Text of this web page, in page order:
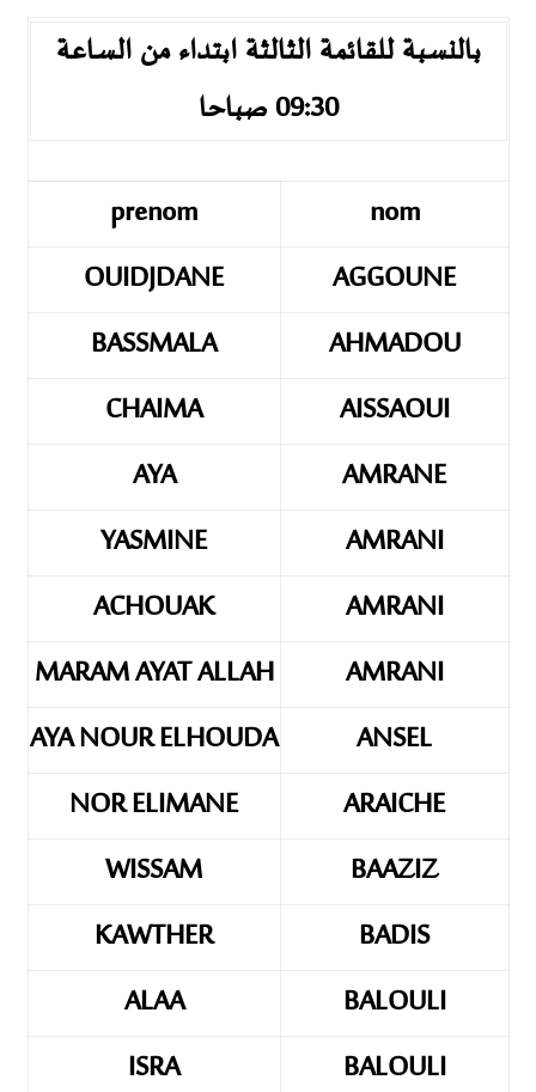
بالنسبة للقائمة الثالثة ابتداء من الساعة
09:30 صباحا
nom
prenom
AGGOUNE
OUIDJDANE
AHMADOU
BASSMALA
AISSAOUI
CHAIMA
AMRANE
AYA
AMRANI
YASMINE
AMRANI
ACHOUAK
AMRANI
MARAM AYAT ALLAH
ANSEL
AYA NOUR ELHOUDA
ARAICHE
NOR ELIMANE
BAAZIZ
WISSAM
BADIS
KAWTHER
BALOULI
ALAA
BALOULI
ISRA